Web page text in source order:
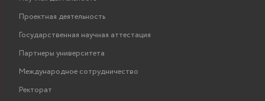
Проектная деятельность
Государственная научная аттестация
Партнеры университета
Международное сотрудничество
Ректорат